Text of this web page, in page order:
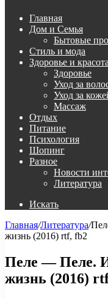
Главная
Дом и Семья
Бытовые
Стиль и мода
Здоровье и красота
Здоровье
Уход за
Уход за
Массаж
Отдых
Питание
Психология
Шопинг
Разное
Новости
Литература
Искать
Главная/Литература/
жизнь (2016) rtf, fb2
Пеле — Пеле.
жизнь (2016)